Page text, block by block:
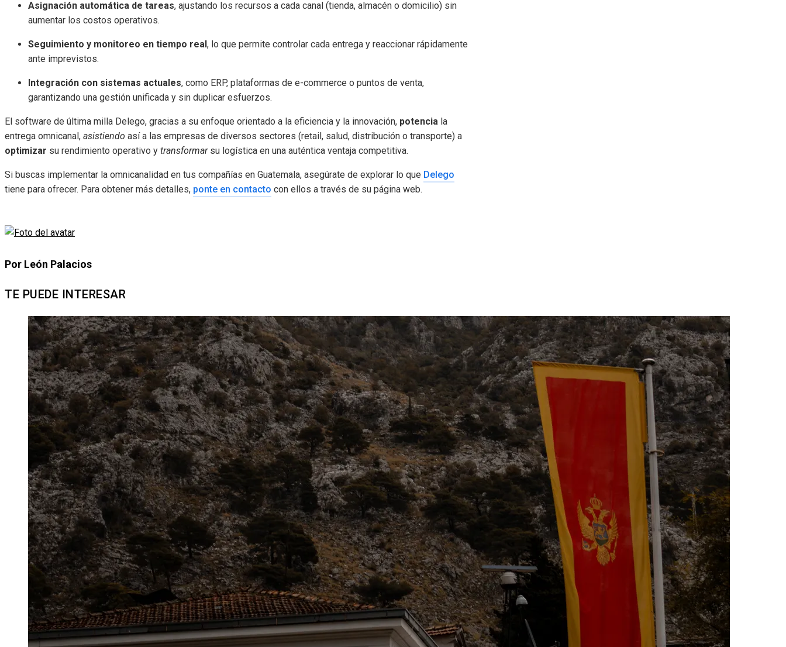
Asignación automática de tareas, ajustando los recursos a cada canal (tienda, almacén o domicilio) sin
aumentar los costos operativos.
Seguimiento y monitoreo en tiempo real , lo que permite controlar cada entrega y reaccionar rápidamente
ante imprevistos.
Integración con sistemas actuales, como ERP, plataformas de e-commerce o puntos de venta,
garantizando una gestión unificada y sin duplicar esfuerzos.
El software de última milla Delego, gracias a su enfoque orientado a la eficiencia y la innovación, potencia la
entrega omnicanal, asistiendo así a las empresas de diversos sectores (retail, salud, distribución o transporte) a
optimizar su rendimiento operativo y transformarsu logística en una auténtica ventaja competitiva.
Si buscas implementar la omnicanalidad en tus compañías en Guatemala, asegúrate de explorar lo que Delego
tiene para ofrecer. Para obtener más detalles, ponte en contacto con ellos a través de su página web.
Por León Palacios
TE PUEDE INTERESAR